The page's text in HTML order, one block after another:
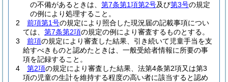
の不備があるときは、 第7条第1項第2号及び第3号の規定
の例により処理すること。
2
前項第1号の規定により照合した現況届の記載事項につい
ては、 第7条第2項の規定の例により審査するものとする。
3
前項の規定により審査した結果、引き続いて児童手当を支
給すべきものと認めたときは、一般受給者情報に所要の事
項を記録すること。
4
第2項の規定により審査した結果、法第4条第2項又は第3
項の児童の生計を維持する程度の高い者に該当すると認め